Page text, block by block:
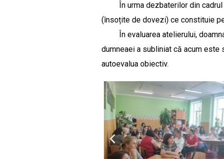
În urma dezbaterilor din cadrul
(însoțite de dovezi) ce constituie
În evaluarea atelierului, doamna
dumneaei a subliniat că acum
autoevalua obiectiv.